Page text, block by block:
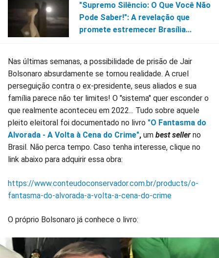
"Supremo Silêncio: O Que Você Não
Pode Saber!": A revelação que
promete estremecer Brasília...
Nas últimas semanas, a possibilidade de prisão de Jair
Bolsonaro absurdamente se tornou realidade. A cruel
perseguição contra o ex-presidente, seus aliados e sua
família parece não ter limites! O "sistema" quer esconder o
que realmente aconteceu em 2022... Tudo sobre aquele
pleito eleitoral foi documentado no livro "O Fantasma do
Alvorada - A Volta à Cena do Crime", um best seller no
Brasil. Não perca tempo. Caso tenha interesse, clique no
link abaixo para adquirir essa obra:
https://www.conteudoconservador.com.br/products/o-
fantasma-do-alvorada-a-volta-a-cena-do-crime
O próprio Bolsonaro já conhece o livro: